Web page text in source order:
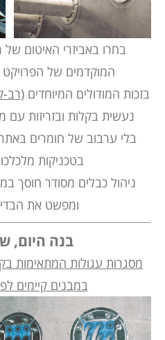
בחרו באביזרי האיטום
המוקדמים של הפרויקט
בזכות המודולים המיוחדים (רב-
נעשית בקלות ובזריזות
בלי ערבוב של חומרים
בטכניקות
ניהול כבלים מסודר חוסך
ומפשט את
בנה היום,
מסגרות עגולות המתאימות
במבנים קיימים